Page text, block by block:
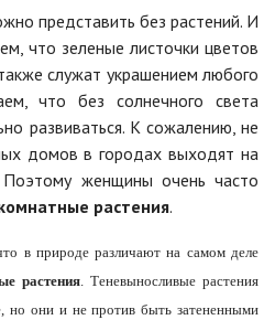
представить без растений. И
что зеленые листочки цветов
служат украшением любого
что без солнечного света
развиваться. К сожалению, не
домов в городах выходят на
женщины очень часто
растения.
в природе различают на самом деле
растения . Теневыносливые растения
но они и не против быть затененными